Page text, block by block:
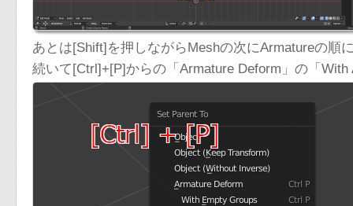
あとは[Shift]を押しながらMeshの次にArmatureの順
続いて[Ctrl]+[P]からの「Armature Deform」の「